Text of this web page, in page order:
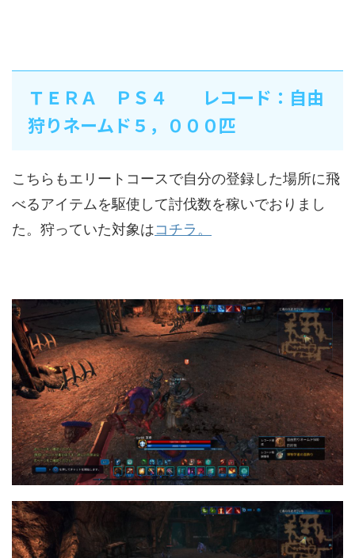
ＴＥＲＡ ＰＳ４ レコード：自由
狩りネームド５，０００匹
こちらもエリートコースで自分の登録した場所に飛
べるアイテムを駆使して討伐数を稼いでおりまし
た。狩っていた対象はコチラ。